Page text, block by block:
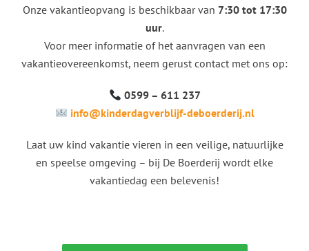
Onze vakantieopvang is beschikbaar van 7:30 tot 17:30
uur.
Voor meer informatie of het aanvragen van een
vakantieovereenkomst, neem gerust contact met ons op:
0599 – 611 237
info@kinderdagverblijf-deboerderij.nl
Laat uw kind vakantie vieren in een veilige, natuurlijke
en speelse omgeving – bij De Boerderij wordt elke
vakantiedag een belevenis!